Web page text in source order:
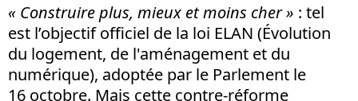
« Construire plus, mieux et moins cher » : tel
est l’objectif officiel de la loi ELAN (Évolution
du logement, de l'aménagement et du
numérique), adoptée par le Parlement le
16 octobre. Mais cette contre-réforme